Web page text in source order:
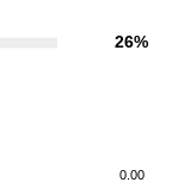
26%
0.00